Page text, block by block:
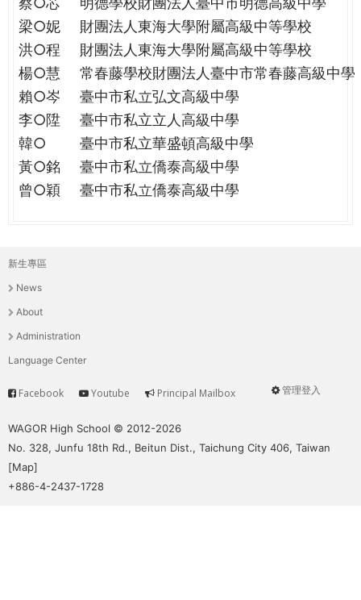
梁○妮
財團法人東海大學附屬高級中等學校
洪○程
財團法人東海大學附屬高級中等學校
楊○慧
常春藤學校財團法人臺中市常春藤高級中學
賴○岑
臺中市私立弘文高級中學
李○陞
臺中市私立立人高級中學
韓○
臺中市私立華盛頓高級中學
黃○銘
臺中市私立僑泰高級中學
曾○穎
臺中市私立僑泰高級中學
主
選
單
新生專區
News
About
Administration
Language Center
User
管理登入
Service
Facebook Youtube Principal Mailbox
WAGOR High School © 2012-2026
No. 328, Junfu 18th Rd., Beitun Dist., Taichung City 406, Taiwan
[Map]
+886-4-2437-1728